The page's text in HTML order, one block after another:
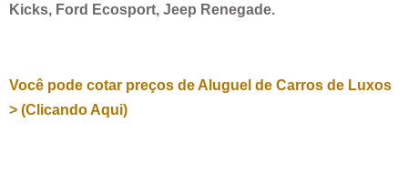
Kicks, Ford Ecosport, Jeep Renegade.
Você pode cotar preços de Aluguel de Carros de Luxos
> (Clicando Aqui)